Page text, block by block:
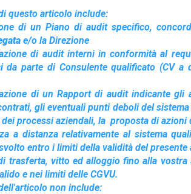
questo articolo include:
di un Piano di audit specifico,
e/o la Direzione
di audit interni in conformità al
da parte di Consulente qualificato (CV
di un Rapport di audit indicante gli
gli eventuali punti deboli del sistema
processi aziendali, la proposta di azioni
a distanza relativamente al sistema
entro i limiti della validità del presente
trasferta, vitto ed alloggio fino alla
e nei limiti delle CGVU.
non include: